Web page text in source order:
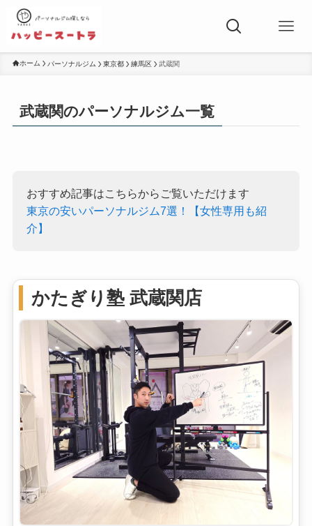
ホーム パーソナルジム 東京都 練馬区 武蔵関
武蔵関のパーソナルジム一覧
おすすめ記事はこちらからご覧いただけます
東京の安いパーソナルジム7選！【女性専用も紹
介】
かたぎり塾 武蔵関店